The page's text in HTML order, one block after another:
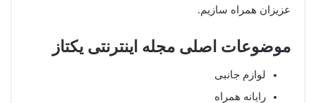
عزیزان همراه سازیم.
موضوعات اصلی مجله اینترنتی یکتاز
لوازم جانبی
رایانه همراه